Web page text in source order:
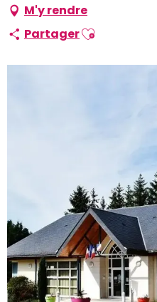
M'y rendre
PartagerAjouter aux